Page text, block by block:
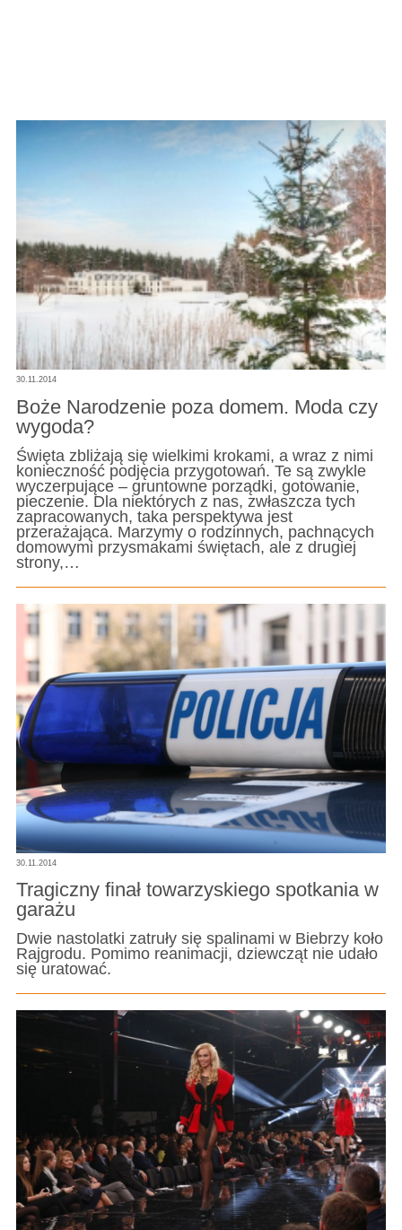
30.11.2014
Boże Narodzenie poza domem. Moda czy
wygoda?
Święta zbliżają się wielkimi krokami, a wraz z nimi
konieczność podjęcia przygotowań. Te są zwykle
wyczerpujące – gruntowne porządki, gotowanie,
pieczenie. Dla niektórych z nas, zwłaszcza tych
zapracowanych, taka perspektywa jest
przerażająca. Marzymy o rodzinnych, pachnących
domowymi przysmakami świętach, ale z drugiej
strony,…
30.11.2014
Tragiczny finał towarzyskiego spotkania w
garażu
Dwie nastolatki zatruły się spalinami w Biebrzy koło
Rajgrodu. Pomimo reanimacji, dziewcząt nie udało
się uratować.